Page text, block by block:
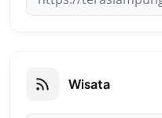
Wisata